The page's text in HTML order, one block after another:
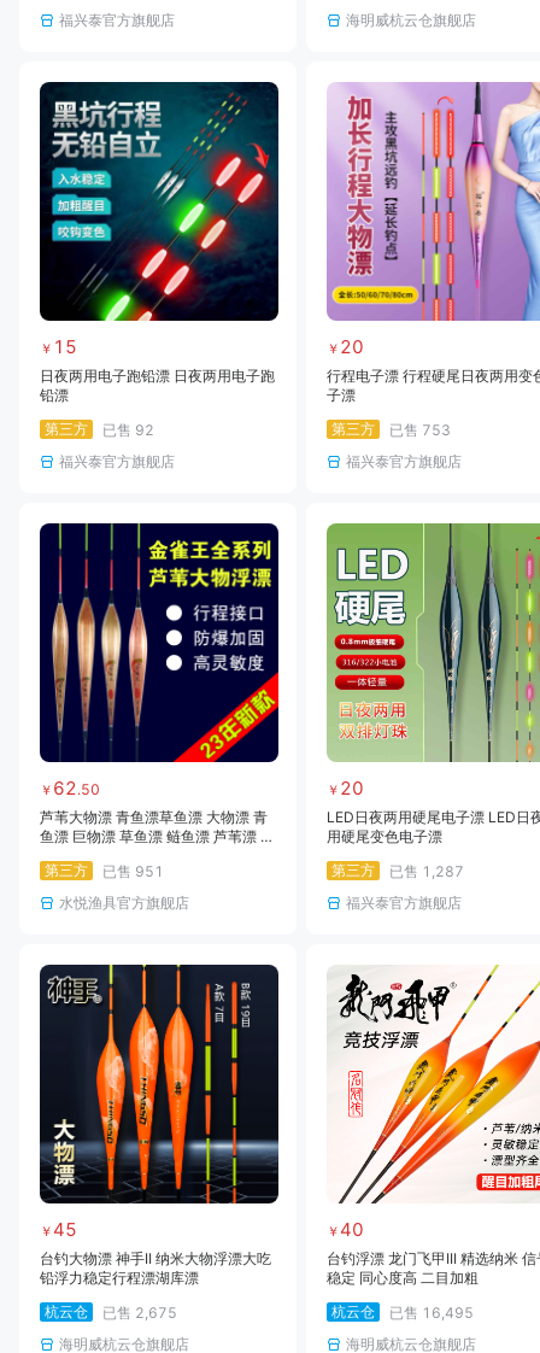
福兴泰官方旗舰店
海明威杭云仓旗舰店
￥ 15
日夜两用电子跑铅漂 日夜两用电子跑
铅漂
第三方
已售 92
福兴泰官方旗舰店
￥ 20
行程电子漂 行程硬尾日夜两用变
子漂
第三方
已售 753
福兴泰官方旗舰店
￥ 62.50
芦苇大物漂 青鱼漂草鱼漂 大物漂 青
鱼漂 巨物漂 草鱼漂 鲢鱼漂 芦苇漂 行
第三方
已售 951
水悦渔具官方旗舰店
￥ 20
LED日夜两用硬尾电子漂 LED日
用硬尾变色电子漂
第三方
已售 1,287
福兴泰官方旗舰店
￥ 45
台钓大物漂 神手II 纳米大物浮漂大吃
铅浮力稳定行程漂湖库漂
杭云仓
已售 2,675
海明威杭云仓旗舰店
￥ 40
台钓浮漂 龙门飞甲III 精选纳米 信
稳定 同心度高 二目加粗
杭云仓
已售 16,495
海明威杭云仓旗舰店